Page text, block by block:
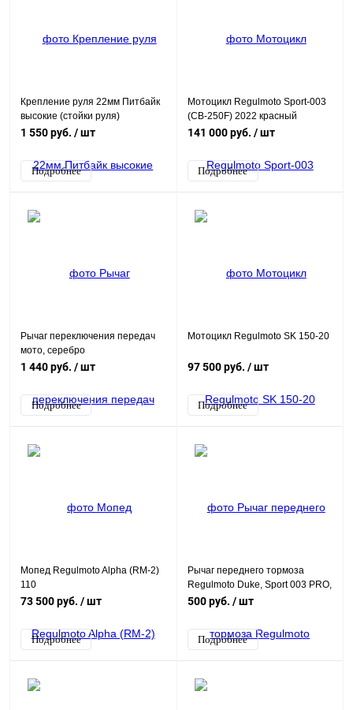
Крепление руля 22мм Питбайк
высокие (стойки руля)
1 550 руб. / шт
Подробнее
Мотоцикл Regulmoto Sport-003
(CB-250F) 2022 красный
141 000 руб. / шт
Подробнее
Рычаг переключения передач
мото, серебро
1 440 руб. / шт
Подробнее
Мотоцикл Regulmoto SK 150-20
97 500 руб. / шт
Подробнее
Мопед Regulmoto Alpha (RM-2)
110
73 500 руб. / шт
Подробнее
Рычаг переднего тормоза
Regulmoto Duke, Sport 003 PRO,
черный
500 руб. / шт
Подробнее